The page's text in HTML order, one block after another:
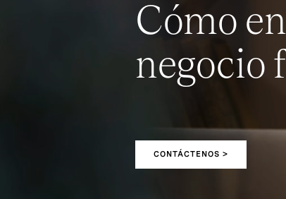
Cómo
negocio
CONTÁCTENOS >